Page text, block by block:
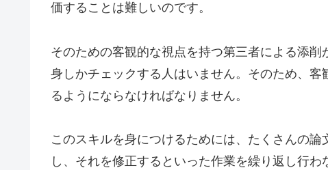
価することは難しいのです。
そのための客観的な視点を持つ第三者による添
身しかチェックする人はいません。そのため、
るようにならなければなりません。
このスキルを身につけるためには、たくさんの
し、それを修正するといった作業を繰り返し行